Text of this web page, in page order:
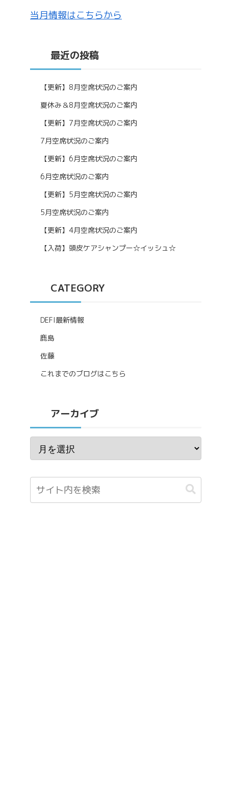
当月情報はこちらから
最近の投稿
【更新】8月空席状況のご案内
夏休み＆8月空席状況のご案内
【更新】7月空席状況のご案内
7月空席状況のご案内
【更新】6月空席状況のご案内
6月空席状況のご案内
【更新】5月空席状況のご案内
5月空席状況のご案内
【更新】4月空席状況のご案内
【入荷】頭皮ケアシャンプー☆イッシュ☆
CATEGORY
DEFI最新情報
鹿島
佐藤
これまでのブログはこちら
アーカイブ